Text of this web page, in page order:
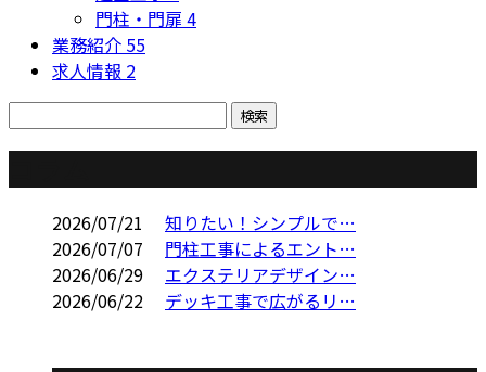
門柱・門扉 4
業務紹介 55
求人情報 2
2026/07/21
知りたい！シンプルで…
2026/07/07
門柱工事によるエント…
2026/06/29
エクステリアデザイン…
2026/06/22
デッキ工事で広がるリ…